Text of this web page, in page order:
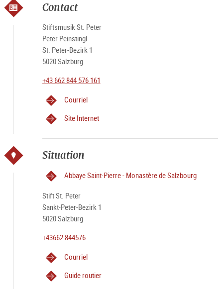
Contact
Stiftsmusik St. Peter
Peter Peinstingl
St. Peter-Bezirk 1
5020 Salzburg
+43 662 844 576 161
Courriel
Site Internet
Situation
Abbaye Saint-Pierre - Monastère de Salzbourg
Stift St. Peter
Sankt-Peter-Bezirk 1
5020 Salzburg
+43662 844576
Courriel
Guide routier